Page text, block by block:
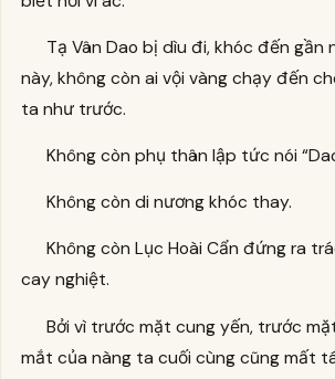
Tạ Vân Dao bị dìu đi, khóc đến gần
này, không còn ai vội vàng chạy đến
ta như trước.
Không còn phụ thân lập tức nói
Không còn di nương khóc thay.
Không còn Lục Hoài Cẩn đứng ra
cay nghiệt.
Bởi vì trước mặt cung yến, trước
mắt của nàng ta cuối cùng cũng mất